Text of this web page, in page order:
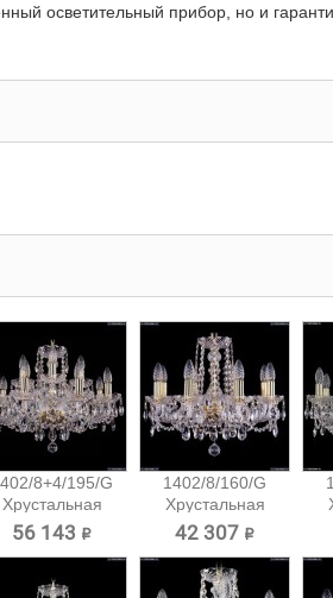
осветительный прибор, но и
8+4/195/G
Хрустальная
подвесная...
56 143 ₽
1402/8/160/G
Хрустальная
подвесная...
42 307 ₽